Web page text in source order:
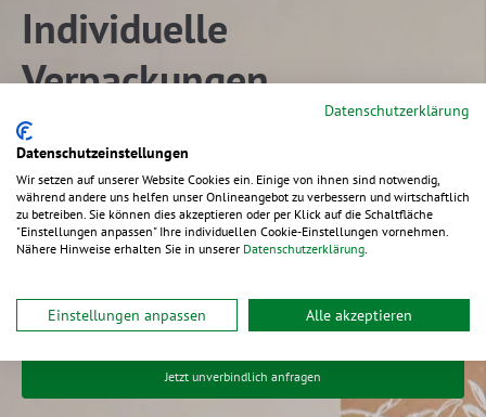
Individuelle
Verpackungen
nach Ihren Wünschen und
Ideen
Einfach & kostenfrei anfragen
Wir kümmern uns um die Individualisierung
Jetzt unverbindlich anfragen
Datenschutzerklärung
Datenschutzeinstellungen
Wir setzen auf unserer Website Cookies ein. Einige von ihnen sind notwendig,
während andere uns helfen unser Onlineangebot zu verbessern und wirtschaftlich
zu betreiben. Sie können dies akzeptieren oder per Klick auf die Schaltfläche
"Einstellungen anpassen" Ihre individuellen Cookie-Einstellungen vornehmen.
Nähere Hinweise erhalten Sie in unserer Datenschutzerklärung
Einstellungen anpassen Alle akzeptieren